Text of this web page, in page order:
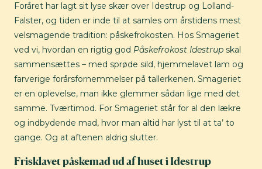
Foråret har lagt sit lyse skær over Idestrup og Lolland-
Falster, og tiden er inde til at samles om årstidens mest
velsmagende tradition: påskefrokosten. Hos Smageriet
ved vi, hvordan en rigtig god Påskefrokost Idestrup skal
sammensættes – med sprøde sild, hjemmelavet lam og
farverige forårsfornemmelser på tallerkenen. Smageriet
er en oplevelse, man ikke glemmer sådan lige med det
samme. Tværtimod. For Smageriet står for al den lækre
og indbydende mad, hvor man altid har lyst til at ta’ to
gange. Og at aftenen aldrig slutter.
Frisklavet påskemad ud af huset i Idestrup